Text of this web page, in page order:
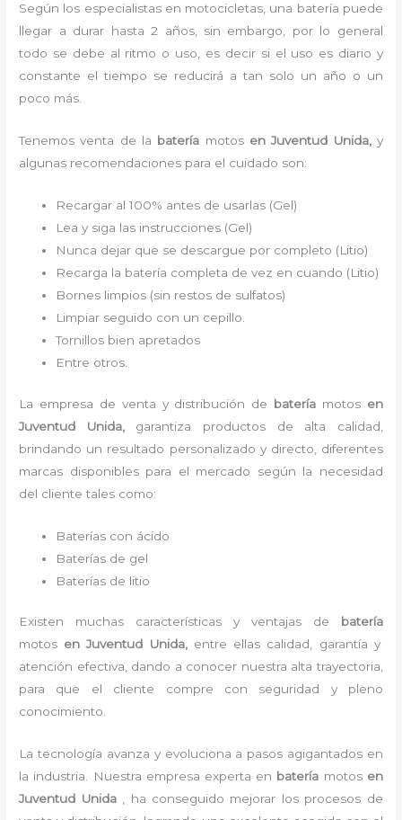
Según los especialistas en motocicletas, una batería puede
llegar a durar hasta 2 años, sin embargo, por lo general
todo se debe al ritmo o uso, es decir si el uso es diario y
constante el tiempo se reducirá a tan solo un año o un
poco más.
Tenemosventa de la batería motosen Juventud Unida, y
algunas recomendaciones para el cuidado son:
Recargar al 100% antes de usarlas (Gel)
Lea y siga las instrucciones (Gel)
Nunca dejar que se descargue por completo (Litio)
Recarga la batería completa de vez en cuando (Litio)
Bornes limpios (sin restos de sulfatos)
Limpiar seguido con un cepillo.
Tornillos bien apretados
Entre otros.
La empresa de venta y distribución de batería motos en
Juventud Unida, garantiza productos de alta calidad,
brindando un resultado personalizado y directo, diferentes
marcas disponibles para el mercado según la necesidad
del cliente tales como:
Baterías con ácido
Baterías de gel
Baterías de litio
Existen muchas características y ventajas de batería
motos en Juventud Unida, entre ellas calidad, garantía y
atención efectiva, dando a conocer nuestra alta trayectoria,
para que el cliente compre con seguridad y pleno
conocimiento.
La tecnología avanza y evoluciona a pasos agigantados en
la industria. Nuestra empresa experta en batería motosen
Juventud Unida
, ha conseguido mejorar los procesos de